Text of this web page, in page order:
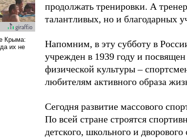
продолжать тренировки. А
талантливых, но и благодарных
Напомним, в эту субботу в
учрежден в 1939 году и
физической культуры –
любителям активного образа
Сегодня развитие массового
По всей стране строятся
детского, школьного и